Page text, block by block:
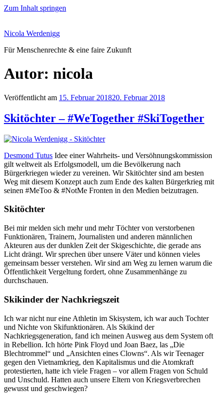
Zum Inhalt springen
Nicola Werdenigg
Für Menschenrechte & eine faire Zukunft
Autor: nicola
Veröffentlicht am 15. Februar 201820. Februar 2018
Skitöchter – #WeTogether #SkiTogether
Desmond Tutus Idee einer Wahrheits- und Versöhnungskommission
gilt weltweit als Erfolgsmodell, um die Bevölkerung nach
Bürgerkriegen wieder zu vereinen. Wir Skitöchter sind am besten
Weg mit diesem Konzept auch zum Ende des kalten Bürgerkrieg mit
seinen #MeToo & #NotMe Fronten in den Medien beizutragen.
Skitöchter
Bei mir melden sich mehr und mehr Töchter von verstorbenen
Funktionären, Trainern, Journalisten und anderen männlichen
Akteuren aus der dunklen Zeit der Skigeschichte, die gerade ans
Licht drängt. Wir sprechen über unsere Väter und können vieles
gemeinsam besser verstehen. Wir sind am Weg zu lernen warum die
Öffentlichkeit Vergeltung fordert, ohne Zusammenhänge zu
durchschauen.
Skikinder der Nachkriegszeit
Ich war nicht nur eine Athletin im Skisystem, ich war auch Tochter
und Nichte von Skifunktionären. Als Skikind der
Nachkriegsgeneration, fand ich meinen Ausweg aus dem System oft
in Rebellion. Ich hörte Pink Floyd und Joan Baez, las „Die
Blechtrommel“ und „Ansichten eines Clowns“. Als wir Teenager
gegen den Vietnamkrieg, den Kapitalismus und die Atomkraft
protestierten, hatte ich viele Fragen – vor allem Fragen von Schuld
und Unschuld. Hatten auch unsere Eltern von Kriegsverbrechen
gewusst und geschwiegen?